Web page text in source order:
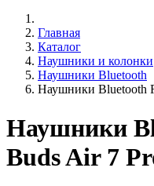
Главная
Каталог
Наушники и колонки
Наушники Bluetooth
Наушники Bluetooth
Наушники
Buds Air 7